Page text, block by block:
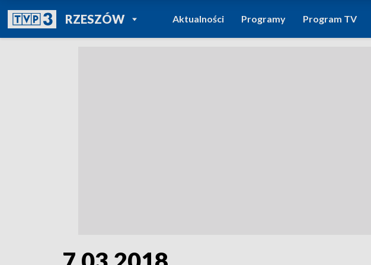
RZESZÓWPOWRÓT DO
TVP REGIONY
Aktualności Programy Program TV